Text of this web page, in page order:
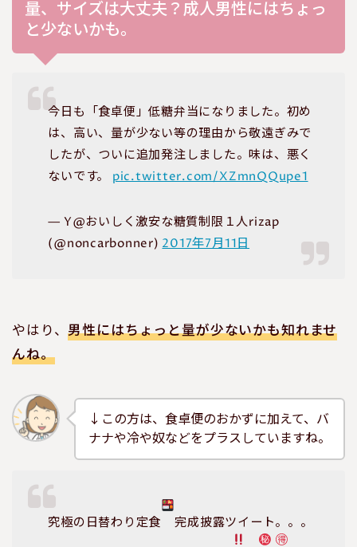
量、サイズは大丈夫？成人男性にはちょっ
と少ないかも。
今日も「食卓便」低糖弁当になりました。初め
は、高い、量が少ない等の理由から敬遠ぎみで
したが、ついに追加発注しました。味は、悪く
ないです。 pic.twitter.com/XZmnQQupe1
— Y@おいしく激安な糖質制限１人rizap
(@noncarbonner)2017年7月11日
やはり、男性にはちょっと量が少ないかも知れませ
んね。
↓この方は、食卓便のおかずに加えて、バ
ナナや冷や奴などをプラスしていますね。
究極の日替わり定食 完成披露ツイート。。。